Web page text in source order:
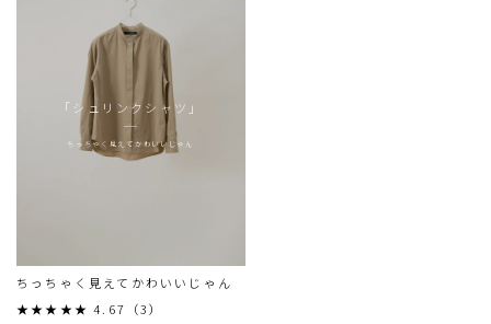
「シュリンクシャツ」
ちっちゃく見えてかわいいじゃん
ちっちゃく見えてかわいいじゃん
★★★★★ 4.67（3）